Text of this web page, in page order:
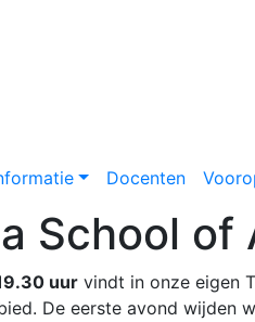
Docenten
School of
uurvindt in onze eigen
De eerste avond wijden